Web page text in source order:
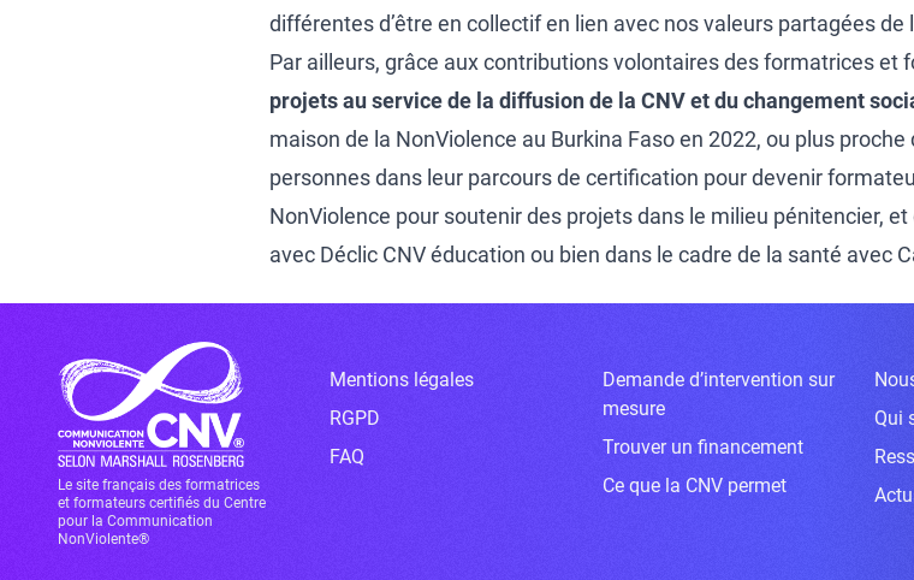
différentes d’être en collectif en lien avec nos valeurs partagées de
Par ailleurs, grâce aux contributions volontaires des formatrices et
projets au service de la diffusion de la CNV et du changement
maison de la NonViolence au Burkina Fasoen 2022, ou plus
personnes dans leur parcours de certification pour devenir
NonViolence pour soutenir des projets dans le milieu pénitencier,
avec Déclic CNV éducation ou bien dans le cadre de la santé avec
Le site français des formatrices
et formateurs certifiés du Centre
pour la Communication
NonViolente®
Mentions légales
RGPD
FAQ
Demande d’intervention sur
mesure
Trouver un financement
Ce que la CNV permet
Qui